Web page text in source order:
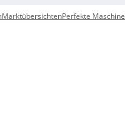
MarktübersichtenPerfekte Maschine